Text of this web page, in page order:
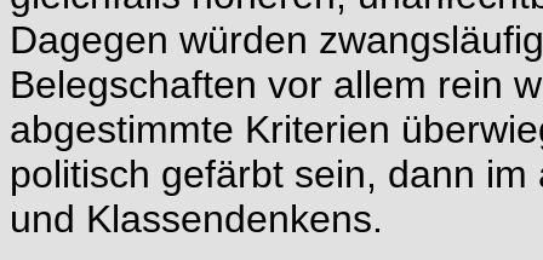
Dagegen würden
Belegschaften vor allem rein
abgestimmte Kriterien
politisch gefärbt sein, dann
und Klassendenkens.